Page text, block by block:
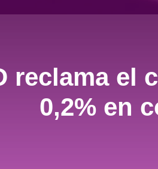
reclama el
0,2% en